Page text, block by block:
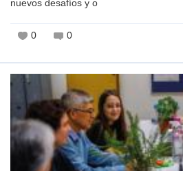
nuevos desafíos y o
0 0